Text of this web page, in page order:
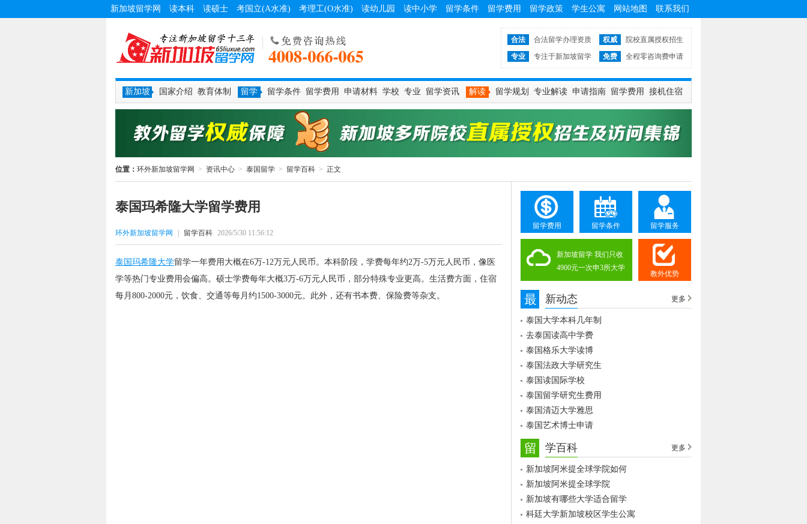
新加坡留学网 读本科 读硕士 考国立(A水准) 考理工(O水准) 读幼儿园 读中小学 留学条件 留学费用 留学政策 学生公寓 网站地图 联系我们
合法 合法留学办理资质 权威
院校直属授权招生
专业
专注于新加坡留学 免费 全程零咨询费申请
新加坡 国家介绍 教育体制 留学 留学条件 留学费用 申请材料 学校 专业 留学资讯 解读 留学规划 专业解读 申请指南 留学费用 接机住宿
位置： 环外新加坡留学网 > 资讯中心 > 泰国留学 > 留学百科 > 正文
泰国玛希隆大学留学费用
环外新加坡留学网 留学百科 2026/5/30 11:56:12
泰国玛希隆大学留学一年费用大概在6万-12万元人民币。本科阶段，学费每年约2万-5万元人民币，像医
学等热门专业费用会偏高。硕士学费每年大概3万-6万元人民币，部分特殊专业更高。生活费方面，住宿
每月800-2000元，饮食、交通等每月约1500-3000元。此外，还有书本费、保险费等杂支。
留学费用 留学条件 留学服务
新加坡留学 我们只收
4900元一次申3所大学
教外优势
最 新动态 更多
泰国大学本科几年制
去泰国读高中学费
泰国格乐大学读博
泰国法政大学研究生
泰国读国际学校
泰国留学研究生费用
泰国清迈大学雅思
泰国艺术博士申请
留 学百科 更多
新加坡阿米提全球学院如何
新加坡阿米提全球学院
新加坡有哪些大学适合留学
科廷大学新加坡校区学生公寓